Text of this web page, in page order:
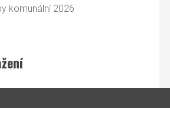
komunální 2026